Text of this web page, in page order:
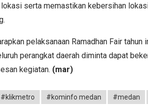
serta memastikan kebersihan
pelaksanaan Ramadhan Fair
perangkat daerah diminta dapat
kegiatan. (mar)
#klikmetro #kominfo medan #medan